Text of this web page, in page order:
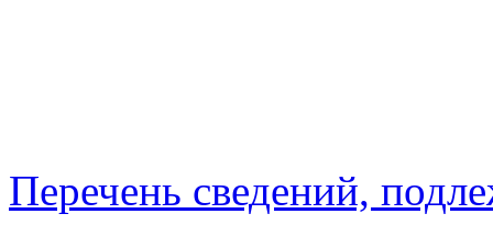
Перечень сведений,